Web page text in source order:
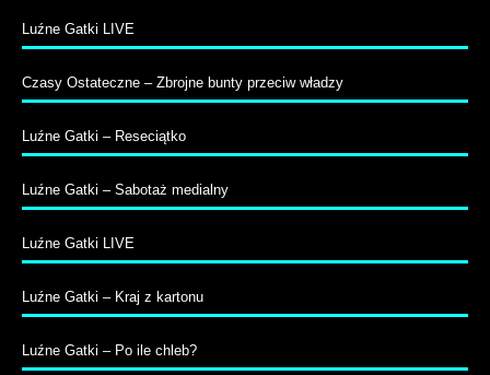
Luźne Gatki LIVE
Czasy Ostateczne – Zbrojne bunty przeciw władzy
Luźne Gatki – Reseciątko
Luźne Gatki – Sabotaż medialny
Luźne Gatki LIVE
Luźne Gatki – Kraj z kartonu
Luźne Gatki – Po ile chleb?